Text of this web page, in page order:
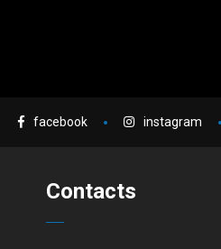
facebook instagram
Contacts